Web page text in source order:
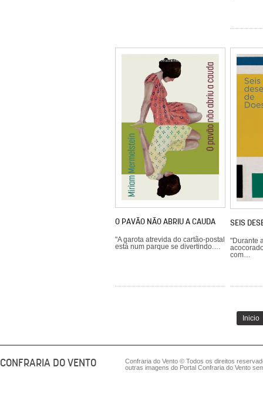
O PAVÃO NÃO ABRIU A CAUDA
"A garota atrevida do cartão-postal
está num parque se divertindo.…
SEIS
"Durante
com…
Inicio
CONFRARIA DO VENTO
Confraria do Vento © Todos os direitos
outras imagens do Portal Confraria do Vento